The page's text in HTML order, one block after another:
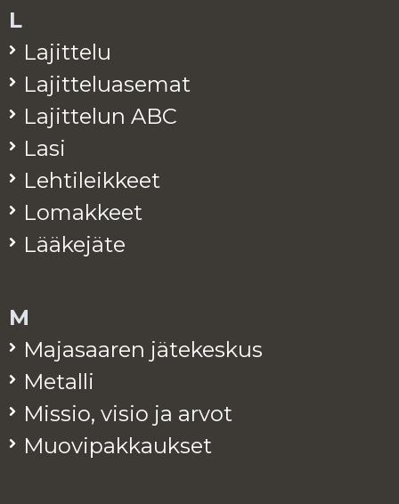
L
La­jit­te­lu
La­jit­te­lua­se­mat
La­jit­te­lun ABC
Lasi
Leh­ti­leik­keet
Lo­mak­keet
Lää­ke­jä­te
M
Ma­ja­saa­ren jä­te­kes­kus
Me­tal­li
Mis­sio, visio ja arvot
Muo­vi­pak­kauk­set